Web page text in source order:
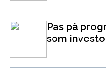
Pas på
som